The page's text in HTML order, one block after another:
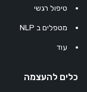
טיפול רגשי
מטפלים ב NLP
עוד
כלים להעצמה